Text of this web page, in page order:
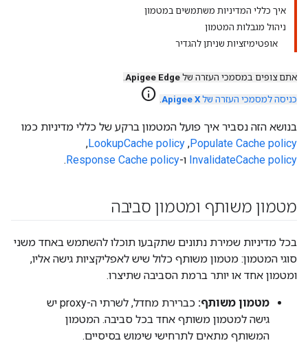
איך כללי המדיניות משתמשים במטמון
ניהול מגבלות המטמון
אופטימיזציות שניתן להגדיר
אתם צופים במסמכי העזרה של Apigee Edge
.
כניסה למסמכי העזרה של Apigee X
.
info
בנושא הזה נסביר איך פועל המטמון ברקע של כללי מדיניות כמו
Populate Cache policy
,‏
LookupCache policy
,‏
InvalidateCache policy ו-Response Cache policy
.
מטמון משותף ומטמון סביבה
בכל מדיניות שמירת נתונים שתקבעו תוכלו להשתמש באחד משני
סוגי המטמון: מטמון משותף כלול שיש לאפליקציות גישה אליו,
ומטמון אחד או יותר ברמת הסביבה שתיצרו.
מטמון משותף:
כברירת מחדל, לשרתי ה-proxy יש
גישה למטמון משותף אחד בכל סביבה. המטמון
המשותף מתאים לתרחישי שימוש בסיסיים.